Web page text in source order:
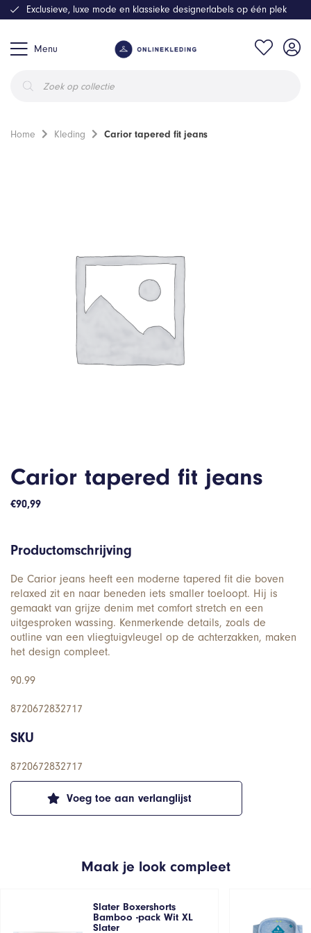
Menu
zoeken
Exclusieve, luxe mode en klassieke designerlabels op één plek
Home Kleding Carior tapered fit jeans
Carior tapered fit jeans
€90,99
Voeg toe aan verlanglijst
Productomschrijving
De Carior jeans heeft een moderne tapered fit die boven
relaxed zit en naar beneden iets smaller toeloopt. Hij is
gemaakt van grijze denim met comfort stretch en een
uitgesproken wassing. Kenmerkende details, zoals de
outline van een vliegtuigvleugel op de achterzakken, maken
het design compleet.
90.99
8720672832717
SKU
8720672832717
Maak je look compleet
Slater Boxershorts
Bamboo -pack Wit XL
Slater